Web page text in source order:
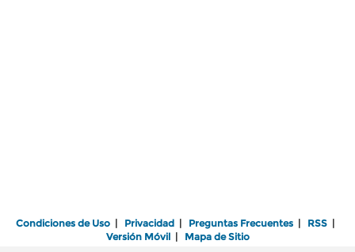
Condiciones de Uso | Privacidad | Preguntas Frecuentes | RSS |
Versión Móvil| Mapa de Sitio